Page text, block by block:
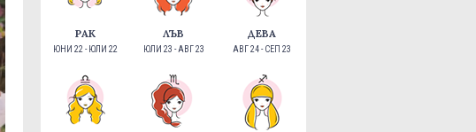
РАК
ЮНИ 22 - ЮЛИ 22
ЛЪВ
ЮЛИ 23 - АВГ 23
ДЕВА
АВГ 24 - СЕП 23